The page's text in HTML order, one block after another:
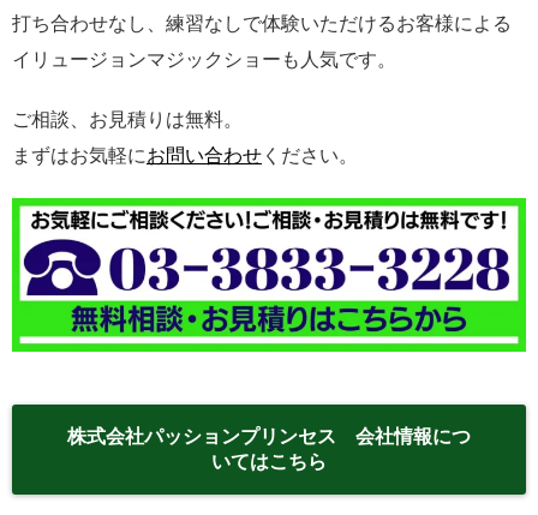
打ち合わせなし、練習なしで体験いただけるお客様による
イリュージョンマジックショーも人気です。
ご相談、お見積りは無料。
まずはお気軽にお問い合わせ ください。
株式会社パッションプリンセス 会社情報につ
いてはこちら